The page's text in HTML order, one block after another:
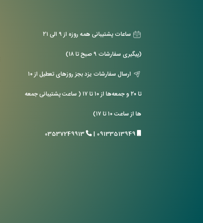
ساعات پشتیبانی همه روزه از ۹ الی ۲۱
(پیگیری سفارشات ۹ صبح تا ۱۸)
ارسال سفارشات یزد بجز روزهای تعطیل از ۱۰
تا ۲۰ و جمعه‌ها از ۱۰ تا ۱۷ ( ساعت پشتیبانی جمعه
ها از ساعت ۱۰ تا ۱۷)
09133513949
03537249913